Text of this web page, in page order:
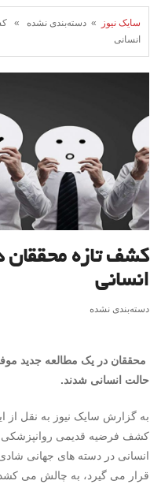
سایک نیوز
» دسته‌بندی نشده »
انسانی
کشف تازه محققان
انسانی
دسته‌بندی نشده
حالت انسانی شدند.
به گزارش سایک نیوز به نقل از
کشف فرضیه قدیمی روانپزشکی
انسانی در دسته های جهانی
قرار می گیرد، به چالش می